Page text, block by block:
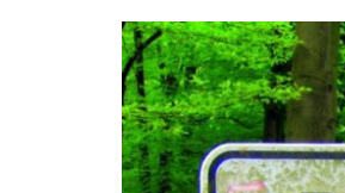
Bruxelles
Les
Bruxelles
Brusselslife